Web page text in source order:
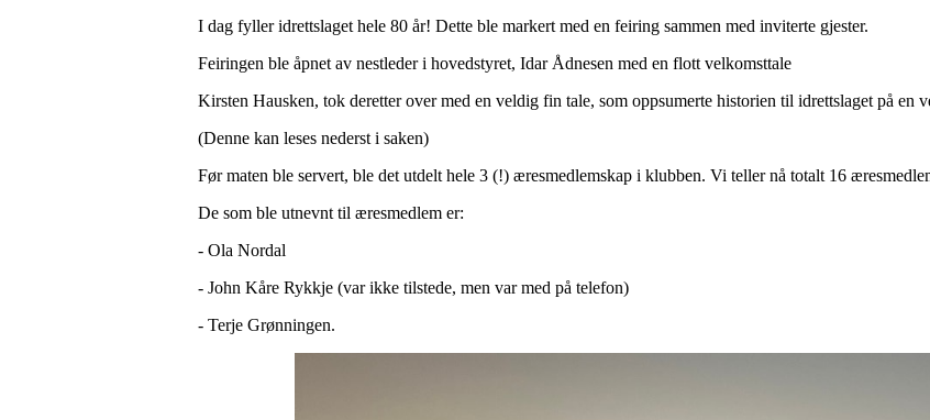
I dag fyller idrettslaget hele 80 år! Dette ble markert med en feiring sammen med inviterte gjester.
Feiringen ble åpnet av nestleder i hovedstyret, Idar Ådnesen med en flott velkomsttale
Kirsten Hausken, tok deretter over med en veldig fin tale, som oppsumerte historien til idrettslaget på en
(Denne kan leses nederst i saken)
Før maten ble servert, ble det utdelt hele 3 (!) æresmedlemskap i klubben. Vi teller nå totalt 16
De som ble utnevnt til æresmedlem er:
- Ola Nordal
- John Kåre Rykkje (var ikke tilstede, men var med på telefon)
- Terje Grønningen.